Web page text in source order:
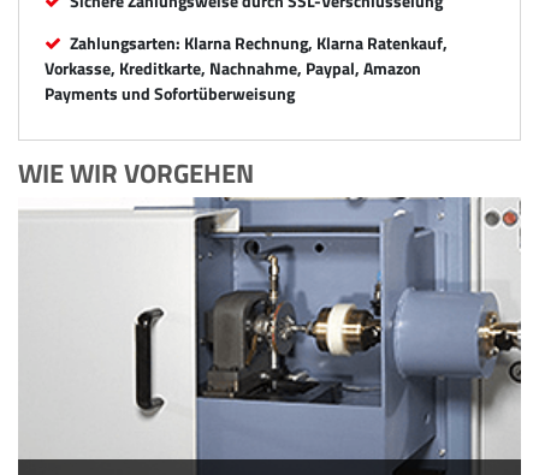
Zahlungsarten: Klarna Rechnung, Klarna Ratenkauf,
Vorkasse, Kreditkarte, Nachnahme, Paypal, Amazon
Payments und Sofortüberweisung
WIE WIR VORGEHEN